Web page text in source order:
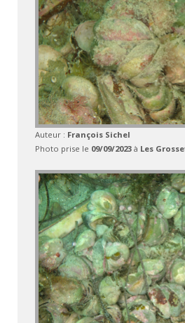
Auteur : François Sichel
Photo prise le 09/09/2023à Les